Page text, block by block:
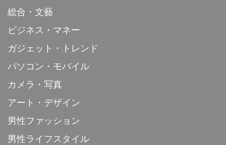
総合・文藝
ビジネス・マネー
ガジェット・トレンド
パソコン・モバイル
カメラ・写真
アート・デザイン
男性ファッション
男性ライフスタイル